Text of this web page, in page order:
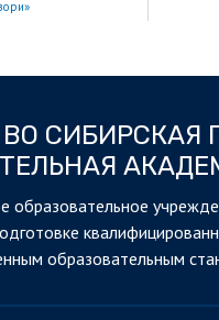
ВО СИБИРСКАЯ
образовательное
образовательным